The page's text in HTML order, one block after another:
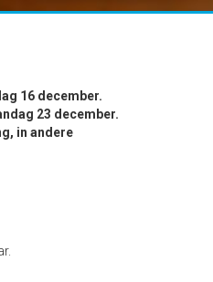
16 december.
23 december.
in andere